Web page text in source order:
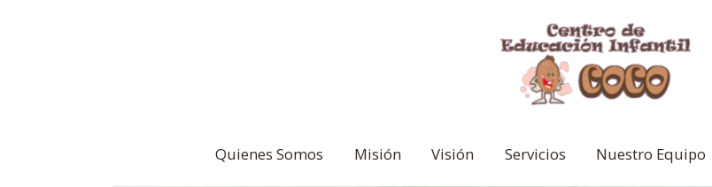
Quienes Somos Misión Visión Servicios Nuestro Equipo